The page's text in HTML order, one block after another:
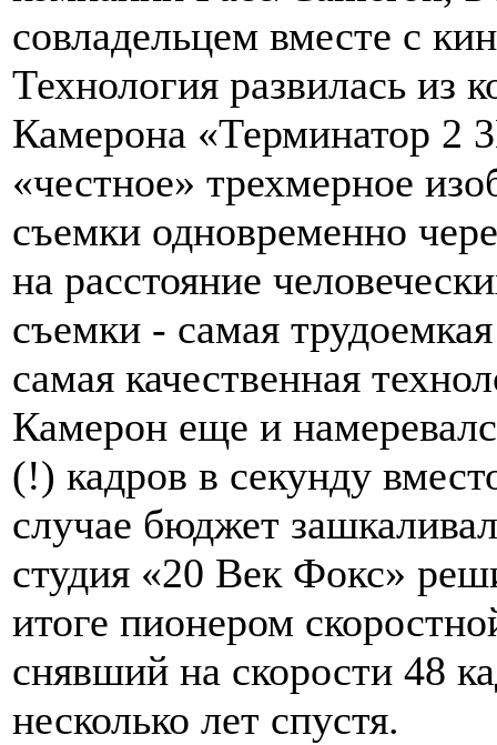
совладельцем вместе с
Технология развилась из
Камерона «Терминатор 2
«честное» трехмерное
съемки одновременно
на расстояние
съемки - самая
самая качественная
Камерон еще и
(!) кадров в секунду
случае бюджет
студия «20 Век Фокс»
итоге пионером
снявший на скорости 48
несколько лет спустя.